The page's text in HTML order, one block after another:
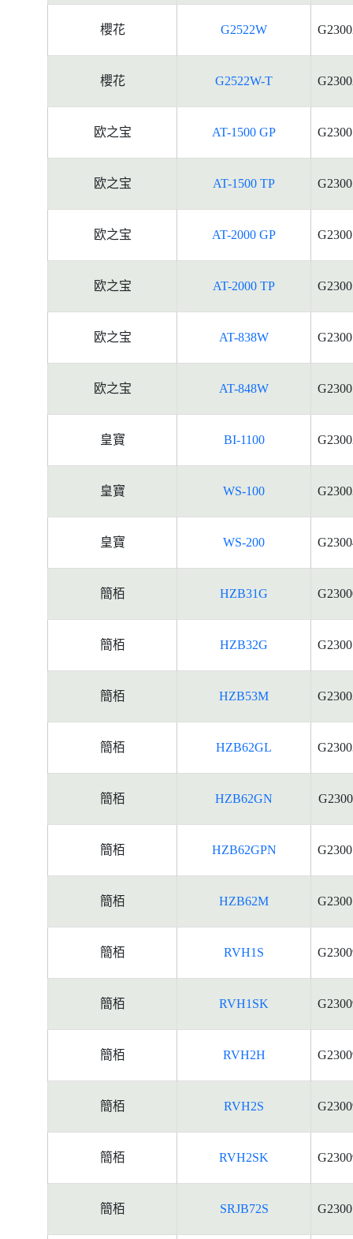
櫻花 G2522W
櫻花 G2522W-T
欧之宝 AT-1500 GP
欧之宝 AT-1500 TP
欧之宝 AT-2000 GP
欧之宝 AT-2000 TP
欧之宝 AT-838W
欧之宝 AT-848W
皇寶 BI-1100
皇寶 WS-100
皇寶 WS-200
簡栢 HZB31G
簡栢 HZB32G
簡栢 HZB53M
簡栢 HZB62GL
簡栢 HZB62GN
簡栢 HZB62GPN
簡栢 HZB62M
簡栢 RVH1S
簡栢 RVH1SK
簡栢 RVH2H
簡栢 RVH2S
簡栢 RVH2SK
簡栢 SRJB72S